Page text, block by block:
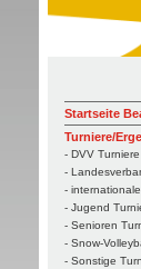
Startseite
Turniere/
- DVV Turniere
-
-
- Jugend
- Senioren
- Snow-
- Sonstige